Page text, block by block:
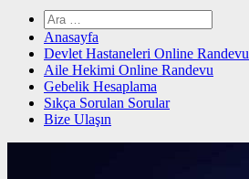
Arama:
Anasayfa
Devlet Hastaneleri Online Randevu
Aile Hekimi Online Randevu
Gebelik Hesaplama
Sıkça Sorulan Sorular
Bize Ulaşın